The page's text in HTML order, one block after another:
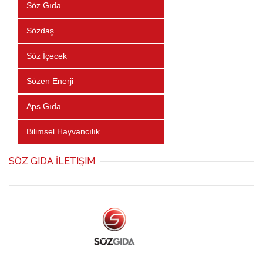
Söz Gıda
Sözdaş
Söz İçecek
Sözen Enerji
Aps Gıda
Bilimsel Hayvancılık
SÖZ GIDA İLETIŞIM